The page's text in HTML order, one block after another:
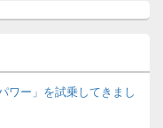
ワー」を試乗してきまし